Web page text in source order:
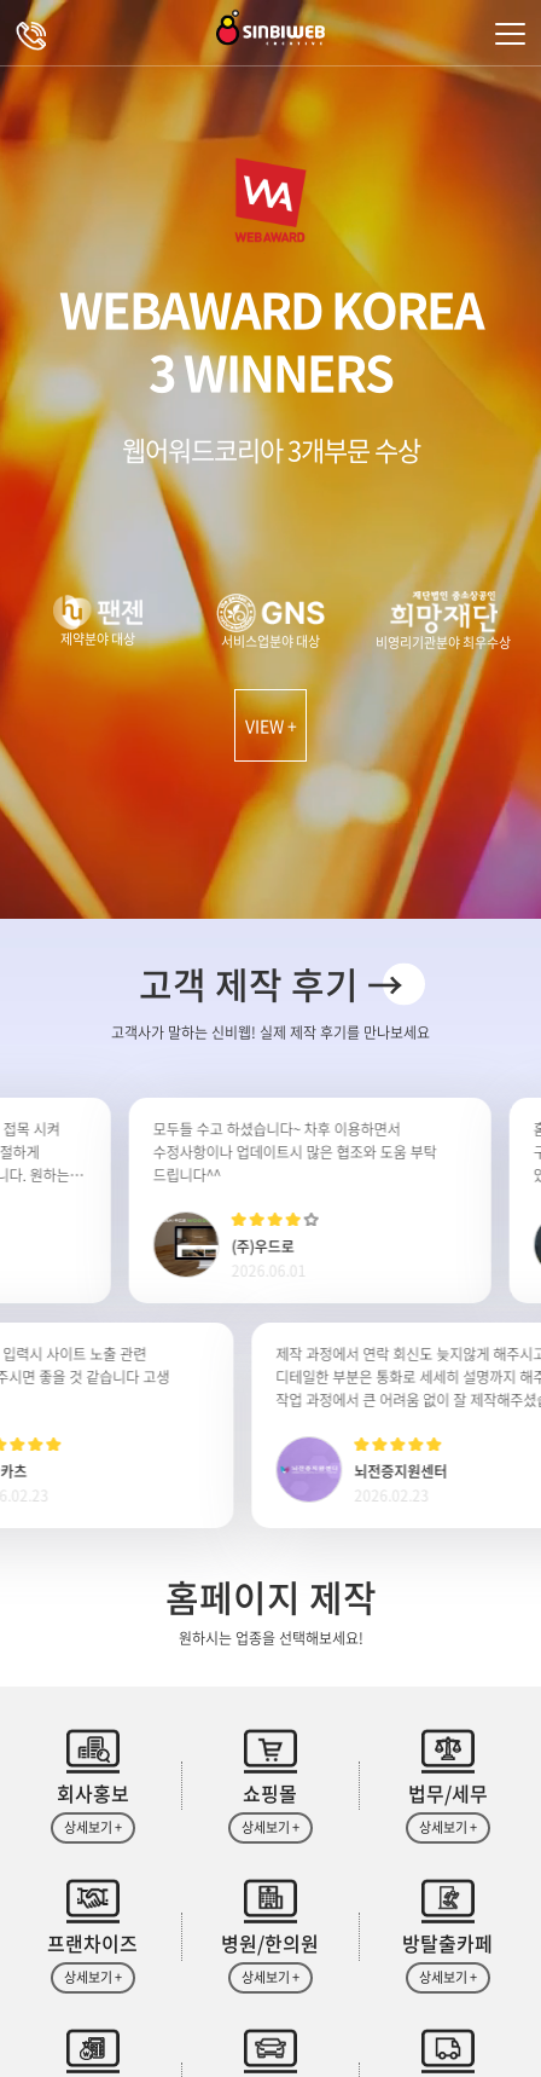
주메뉴 바로가기
컨텐츠 바로가기
WEBAWARD KOREA
3 WINNERS
웹어워드코리아 3개부문 수상
제약분야 대상 서비스업분야 대상 비영리기관분야 최우수상
VIEW +
고객 제작 후기 →
고객사가 말하는 신비웹! 실제 제작 후기를 만나보세요
시켜
원하는
모두들 수고 하셨습니다~ 차후 이용하면서
수정사항이나 업데이트시 많은 협조와 도움 부탁
드립니다^^
(주)우드로
2026.06.01
홈
구
있
꾸
어 입력시 사이트 노출 관련
주시면 좋을 것 같습니다 고생
백카츠
제작 과정에서 연락 회신도 늦지않게 해
디테일한 부분은 통화로 세세히 설명까
작업 과정에서 큰 어려움 없이 잘 제작해
뇌전증지원센터
2026.02.23
홈페이지 제작
원하시는 업종을 선택해보세요!
회사홍보
상세보기 +
쇼핑몰
상세보기 +
법무/세무
상세보기 +
프랜차이즈
상세보기 +
병원/한의원
상세보기 +
방탈출카페
상세보기 +